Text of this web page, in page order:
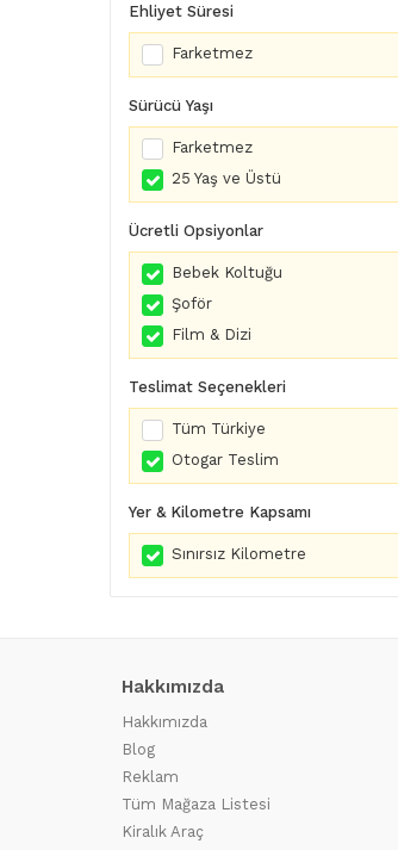
Ehliyet Süresi
Farketmez
Sürücü Yaşı
Farketmez
25 Yaş ve Üstü
Ücretli Opsiyonlar
Bebek Koltuğu
Şoför
Film & Dizi
Teslimat Seçenekleri
Tüm Türkiye
Otogar Teslim
Yer & Kilometre Kapsamı
Sınırsız Kilometre
Hakkımızda
Hakkımızda
Blog
Reklam
Tüm Mağaza Listesi
Kiralık Araç